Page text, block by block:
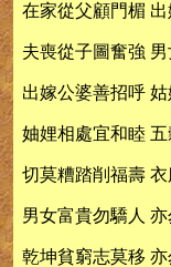
在家從父顧門楣
夫喪從子圖奮強
出嫁公婆善招呼
妯娌相處宜和睦
切莫糟踏削福壽
男女富貴勿驕人
乾坤貧窮志莫移